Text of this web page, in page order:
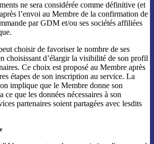
ne sera considérée comme définitive (et
l’envoi au Membre de la confirmation de
par GDM et/ou ses sociétés affiliées
choisir de favoriser le nombre de ses
choisissant d’élargir la visibilité de son profil
Ce choix est proposé au Membre après
étapes de son inscription au service. La
implique que le Membre donne son
ce que les données nécessaires à son
partenaires soient partagées avec lesdits